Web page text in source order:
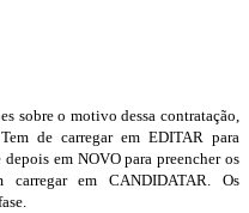
sobre o motivo dessa contratação,
de carregar em EDITAR para
em NOVO para preencher os
em CANDIDATAR. Os